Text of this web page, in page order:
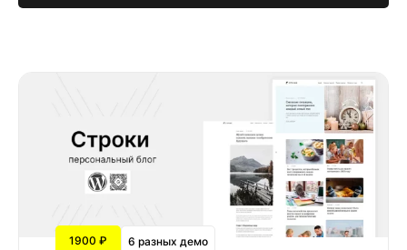
1900 ₽ 6 разных демо